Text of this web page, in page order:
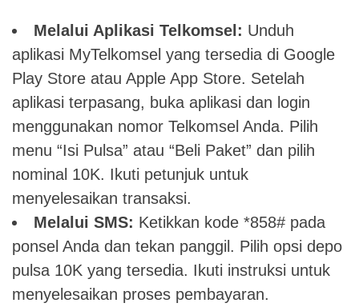
Melalui Aplikasi Telkomsel: Unduh
aplikasi MyTelkomsel yang tersedia di Google
Play Store atau Apple App Store. Setelah
aplikasi terpasang, buka aplikasi dan login
menggunakan nomor Telkomsel Anda. Pilih
menu “Isi Pulsa” atau “Beli Paket” dan pilih
nominal 10K. Ikuti petunjuk untuk
menyelesaikan transaksi.
Melalui SMS: Ketikkan kode *858# pada
ponsel Anda dan tekan panggil. Pilih opsi depo
pulsa 10K yang tersedia. Ikuti instruksi untuk
menyelesaikan proses pembayaran.